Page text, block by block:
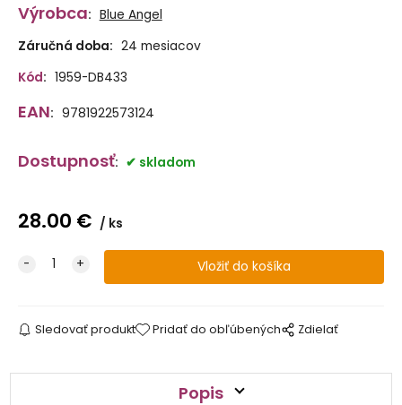
Výrobca: Blue Angel
Záručná doba: 24 mesiacov
Kód: 1959-DB433
EAN: 9781922573124
Dostupnosť: skladom
28.00 € ks
Sledovať produkt Pridať do obľúbených Zdielať
Popis